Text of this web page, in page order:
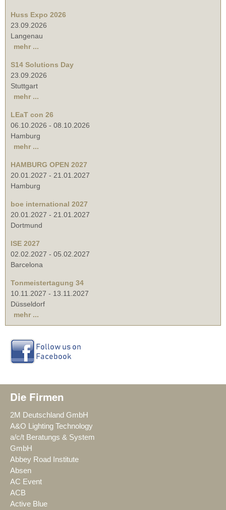
Huss Expo 2026
23.09.2026
Langenau
mehr ...
S14 Solutions Day
23.09.2026
Stuttgart
mehr ...
LEaT con 26
06.10.2026 - 08.10.2026
Hamburg
mehr ...
HAMBURG OPEN 2027
20.01.2027 - 21.01.2027
Hamburg
boe international 2027
20.01.2027 - 21.01.2027
Dortmund
ISE 2027
02.02.2027 - 05.02.2027
Barcelona
Tonmeistertagung 34
10.11.2027 - 13.11.2027
Düsseldorf
mehr ...
Die Firmen
2M Deutschland GmbH
A&O Lighting Technology
a/c/t Beratungs & System
GmbH
Abbey Road Institute
Absen
AC Event
ACB
Active Blue